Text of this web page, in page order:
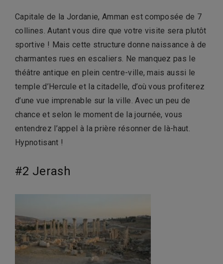
Capitale de la Jordanie, Amman est composée de 7
collines. Autant vous dire que votre visite sera plutôt
sportive ! Mais cette structure donne naissance à de
charmantes rues en escaliers. Ne manquez pas le
théâtre antique en plein centre-ville, mais aussi le
temple d’Hercule et la citadelle, d’où vous profiterez
d’une vue imprenable sur la ville. Avec un peu de
chance et selon le moment de la journée, vous
entendrez l’appel à la prière résonner de là-haut.
Hypnotisant !
#2 Jerash